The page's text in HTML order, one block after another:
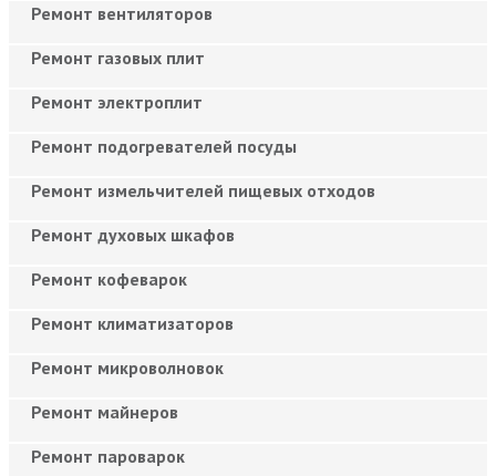
Ремонт вентиляторов
Ремонт газовых плит
Ремонт электроплит
Ремонт подогревателей посуды
Ремонт измельчителей пищевых отходов
Ремонт духовых шкафов
Ремонт кофеварок
Ремонт климатизаторов
Ремонт микроволновок
Ремонт майнеров
Ремонт пароварок